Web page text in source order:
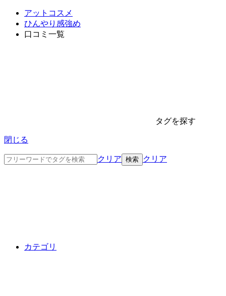
アットコスメ
ひんやり感強め
口コミ一覧
タグを探す
閉じる
クリア クリア
カテゴリ